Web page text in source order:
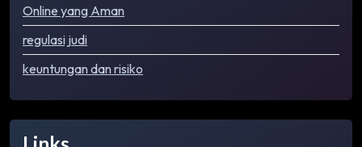
Online yang Aman
regulasi judi
keuntungan dan risiko